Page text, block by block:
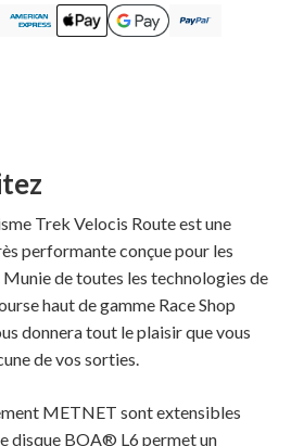
Trek Velocis Route est une
performante conçue pour les
de toutes les technologies de
haut de gamme Race Shop
donnera tout le plaisir que vous
de vos sorties.
METNET sont extensibles
disque BOA® L6 permet un